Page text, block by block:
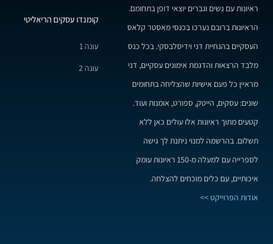
ראיונות עם נשים וגברים יוצאי דופן בתחומם.
הראיונות ברובם נערכו בכנסי מאסטר קלאס
העסקיים בהנחיית דני וידיסלבסקי. בכל כנס
מלבד הרצאות והדגמת אימונים עסקיים, דני
מראיין כל פעם אישיות שהצליחה בתחומים
שונים: עסקים, הייטק, ספורט, אומנות ועוד.
קטעים מתוך ראיונות אלו עולים כאן ללא
תשלום. בהרשמה למנוי ניתנת לך גישה
לספרייה עם למעלה מ-150 ראיונות עומק
איכותיים, עם כלים מוכחים להצלחה.
אודות הפרוייקט >>
קומנדו עסקים הריאליטי
עונה 1
עונה 2